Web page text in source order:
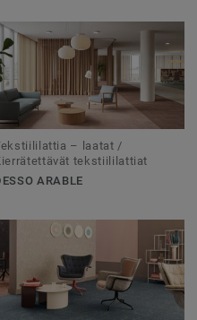
– laatat /
tekstiililattiat
ARABLE